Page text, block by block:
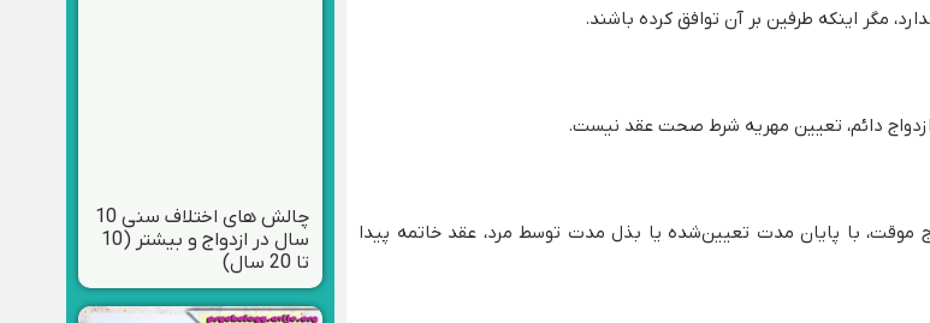
مگر اینکه طرفین بر آن توافق کرده باشند.
دائم، تعیین مهریه شرط صحت عقد نیست.
موقت، با پایان مدت تعیین‌شده یا بذل مدت توسط مرد، عقد خاتمه پیدا
چالش های اختلاف سنی 10
سال در ازدواج و بیشتر (10
تا 20 سال)